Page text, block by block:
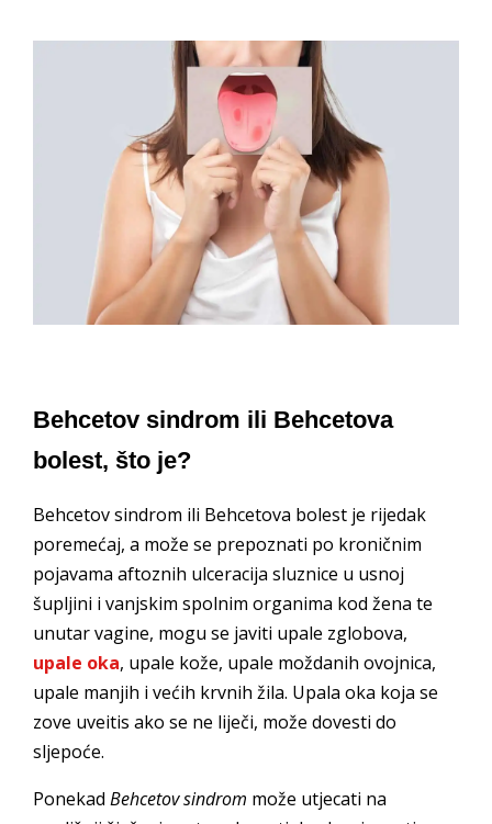
Behcetov sindrom ili Behcetova
bolest, što je?
Behcetov sindrom ili Behcetova bolest je rijedak
poremećaj, a može se prepoznati po kroničnim
pojavama aftoznih ulceracija sluznice u usnoj
šupljini i vanjskim spolnim organima kod žena te
unutar vagine, mogu se javiti upale zglobova,
upale oka, upale kože, upale moždanih ovojnica,
upale manjih i većih krvnih žila. Upala oka koja se
zove uveitis ako se ne liječi, može dovesti do
sljepoće.
Ponekad Behcetov sindrom može utjecati na